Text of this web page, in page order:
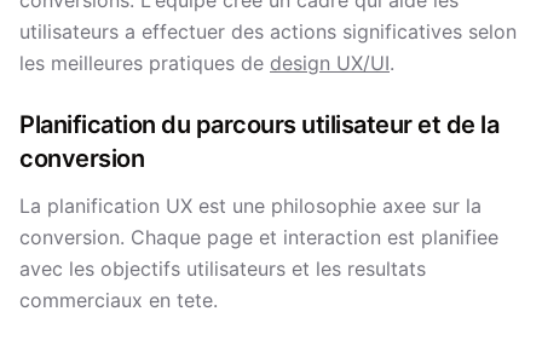
utilisateurs a effectuer des actions significatives selon
les meilleures pratiques de design UX/UI.
Planification du parcours utilisateur et de la
conversion
La planification UX est une philosophie axee sur la
conversion. Chaque page et interaction est planifiee
avec les objectifs utilisateurs et les resultats
commerciaux en tete.